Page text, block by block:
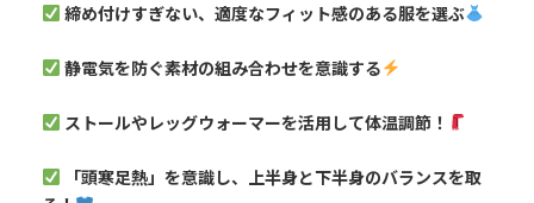
締め付けすぎない、適度なフィット感のある服を選ぶ
静電気を防ぐ素材の組み合わせを意識する
ストールやレッグウォーマーを活用して体温調節！
「頭寒足熱」を意識し、上半身と下半身のバランスを取